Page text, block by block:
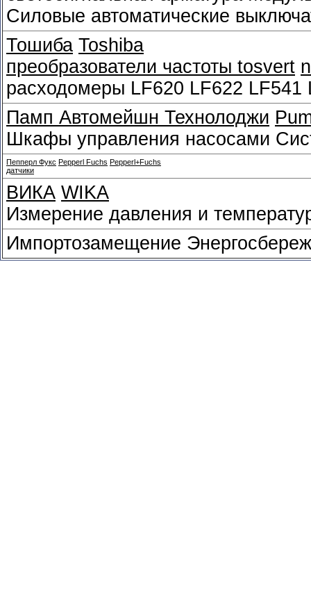
Силовые автоматические
Тошиба Toshiba
преобразователи частоты tosvert
расходомеры LF620 LF622 LF541
Памп Автомейшн Технолоджи
Шкафы управления насосами
Пепперл Фукс Pepperl Fuchs Pepperl+Fuchs
датчики
ВИКА WIKA
Измерение давления и
Импортозамещение